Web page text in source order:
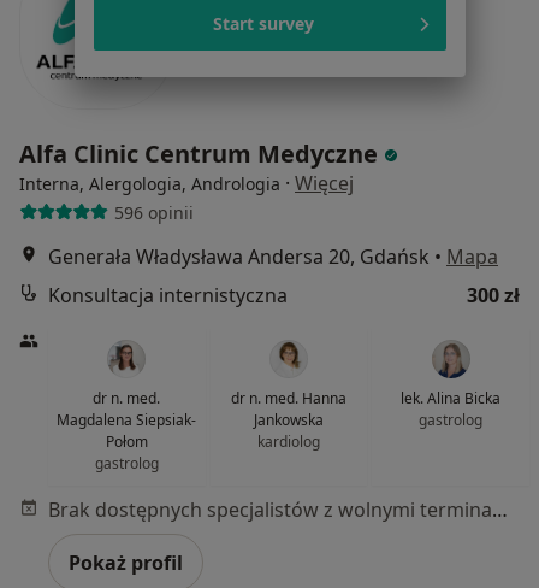
Alfa Clinic Centrum Medyczne
Interna, Alergologia, Andrologia · Więcej
596 opinii
Generała Władysława Andersa 20, Gdańsk • Mapa
Konsultacja internistyczna
300 zł
dr n. med.
Magdalena Siepsiak-
Połom
gastrolog
dr n. med. Hanna
Jankowska
kardiolog
lek. Alina Bicka
gastrolog
Brak dostępnych specjalistów z wolnymi terminami w tym centrum medycznym.
Pokaż profil
Start survey